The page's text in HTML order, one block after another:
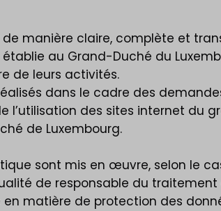
manière claire, complète et
établie au Grand-Duché du
de leurs activités.
dans le cadre des
l’utilisation des sites internet
de Luxembourg.
sont mis en œuvre, selon le
de responsable du traitement
matière de protection des